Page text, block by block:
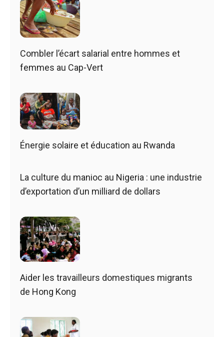
Combler l’écart salarial entre hommes et
femmes au Cap-Vert
Énergie solaire et éducation au Rwanda
La culture du manioc au Nigeria : une industrie
d’exportation d’un milliard de dollars
Aider les travailleurs domestiques migrants
de Hong Kong